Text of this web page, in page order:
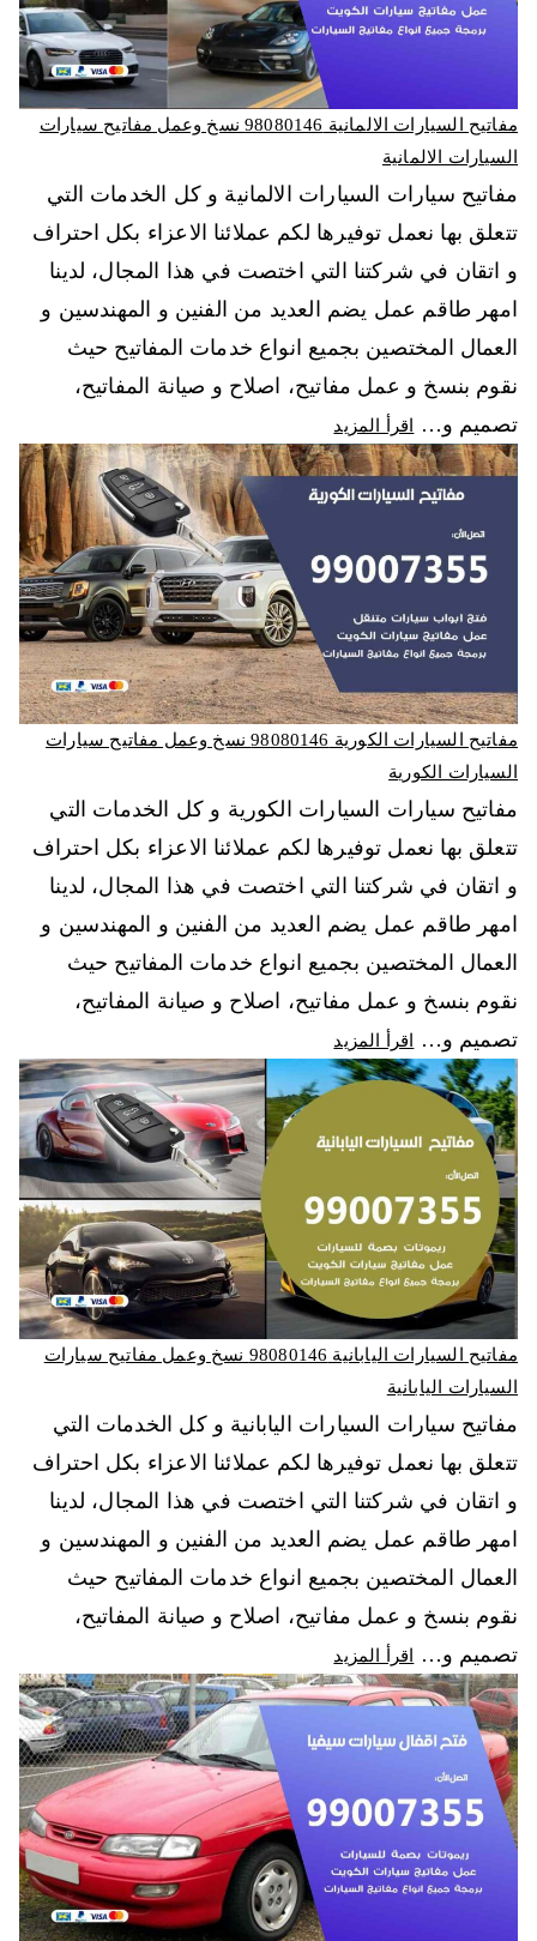
مفاتيح السيارات الالمانية 98080146‬ نسخ وعمل مفاتيح سيارات
السيارات الالمانية
مفاتيح سيارات السيارات الالمانية و كل الخدمات التي
تتعلق بها نعمل توفيرها لكم عملائنا الاعزاء بكل احتراف
و اتقان في شركتنا التي اختصت في هذا المجال، لدينا
امهر طاقم عمل يضم العديد من الفنين و المهندسين و
العمال المختصين بجميع انواع خدمات المفاتيح حيث
نقوم بنسخ و عمل مفاتيح، اصلاح و صيانة المفاتيح،
تصميم و…
اقرأ المزيد
مفاتيح السيارات الكورية 98080146‬ نسخ وعمل مفاتيح سيارات
السيارات الكورية
مفاتيح سيارات السيارات الكورية و كل الخدمات التي
تتعلق بها نعمل توفيرها لكم عملائنا الاعزاء بكل احتراف
و اتقان في شركتنا التي اختصت في هذا المجال، لدينا
امهر طاقم عمل يضم العديد من الفنين و المهندسين و
العمال المختصين بجميع انواع خدمات المفاتيح حيث
نقوم بنسخ و عمل مفاتيح، اصلاح و صيانة المفاتيح،
تصميم و…
اقرأ المزيد
مفاتيح السيارات اليابانية 98080146‬ نسخ وعمل مفاتيح سيارات
السيارات اليابانية
مفاتيح سيارات السيارات اليابانية و كل الخدمات التي
تتعلق بها نعمل توفيرها لكم عملائنا الاعزاء بكل احتراف
و اتقان في شركتنا التي اختصت في هذا المجال، لدينا
امهر طاقم عمل يضم العديد من الفنين و المهندسين و
العمال المختصين بجميع انواع خدمات المفاتيح حيث
نقوم بنسخ و عمل مفاتيح، اصلاح و صيانة المفاتيح،
تصميم و…
اقرأ المزيد